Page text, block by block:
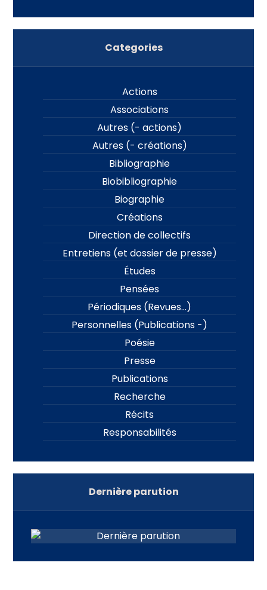
Categories
Actions
Associations
Autres (- actions)
Autres (- créations)
Bibliographie
Biobibliographie
Biographie
Créations
Direction de collectifs
Entretiens (et dossier de presse)
Études
Pensées
Périodiques (Revues…)
Personnelles (Publications -)
Poésie
Presse
Publications
Recherche
Récits
Responsabilités
Dernière parution